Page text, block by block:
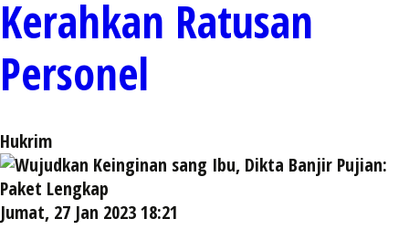
Kerahkan Ratusan
Personel
Hukrim
Jumat, 27 Jan 2023 18:21